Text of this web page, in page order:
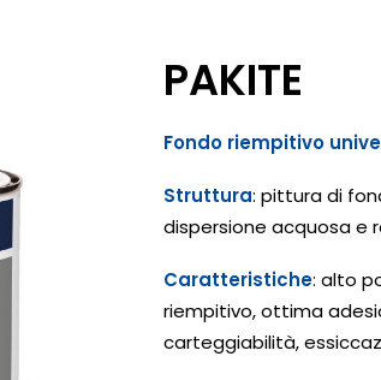
PAKITE
Fondo riempitivo
Struttura: pittura di
dispersione acquosa e
Caratteristiche: alto
riempitivo, ottima
carteggiabilità,